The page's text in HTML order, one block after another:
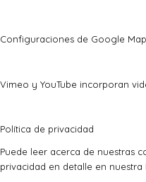
Configuraciones de Google
Vimeo y YouTube incorporan
Política de privacidad
Puede leer acerca de nuestras
privacidad en detalle en nuestra